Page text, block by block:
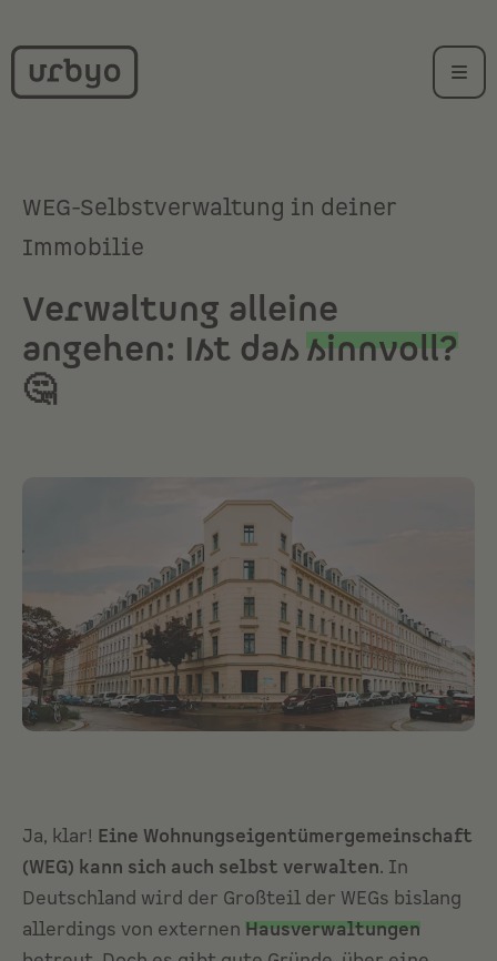
WEG-Selbstverwaltung in deiner
Immobilie
Verwaltung alleine
angehen: Ist dassinnvoll?
🤔
Ja, klar! Eine Wohnungseigentümergemeinschaft
(WEG) kann sich auch selbst verwalten. In
Deutschland wird der Großteil der WEGs bislang
allerdings von externen Hausverwaltungen